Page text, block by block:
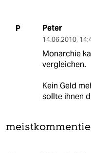
P Peter
14.06.2010,
Monarchie
vergleichen.
Kein Geld
sollte ihnen